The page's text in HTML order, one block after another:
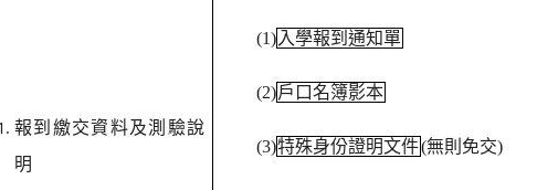
報到繳交資料及測驗說
明
(1) 入學報到通知單
(2)戶口名簿影本
(3)特殊身份證明文件(無則免交)